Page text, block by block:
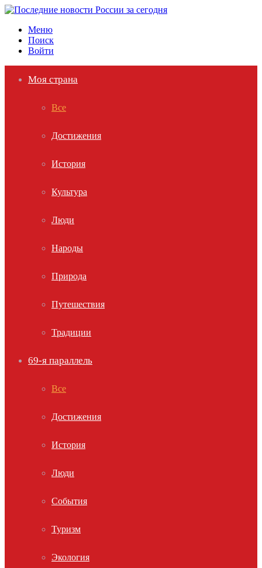
Меню
Поиск
Войти
Моя страна
Все
Достижения
История
Культура
Люди
Народы
Природа
Путешествия
Традиции
69-я параллель
Все
Достижения
История
Люди
События
Туризм
Экология